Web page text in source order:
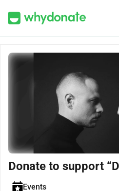
Donate to support
Events